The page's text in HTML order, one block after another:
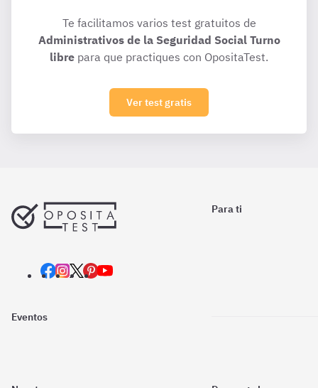
Te facilitamos varios test gratuitos de
Administrativos de la Seguridad Social Turno
libre para que practiques con OpositaTest.
Ver test gratis
Para ti
Eventos